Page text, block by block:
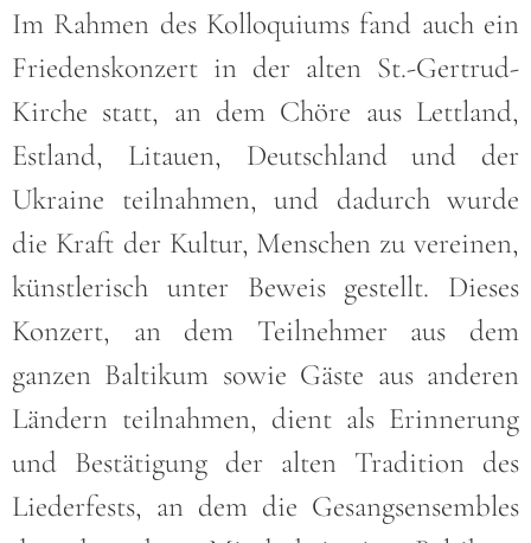
Im Rahmen des Kolloquiums fand auch ein
Friedenskonzert in der alten St.-Gertrud-
Kirche statt, an dem Chöre aus Lettland,
Estland, Litauen, Deutschland und der
Ukraine teilnahmen, und dadurch wurde
die Kraft der Kultur, Menschen zu vereinen,
künstlerisch unter Beweis gestellt. Dieses
Konzert, an dem Teilnehmer aus dem
ganzen Baltikum sowie Gäste aus anderen
Ländern teilnahmen, dient als Erinnerung
und Bestätigung der alten Tradition des
Liederfests, an dem die Gesangsensembles